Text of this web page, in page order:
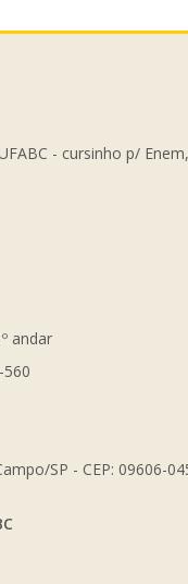
- cursinho p/
andar
SP - CEP: 09606-